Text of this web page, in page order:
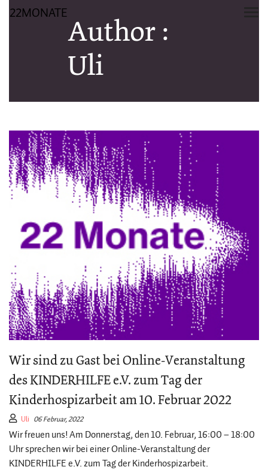
22MONATEAuthor :
Uli
Wir sind zu Gast bei Online-Veranstaltung
des KINDERHILFE e.V. zum Tag der
Kinderhospizarbeit am 10. Februar 2022
Uli 06 Februar, 2022
Wir freuen uns! Am Donnerstag, den 10. Februar, 16:00 ­­– 18:00
Uhr sprechen wir bei einer Online-Veranstaltung der
KINDERHILFE e.V. zum Tag der Kinderhospizarbeit.